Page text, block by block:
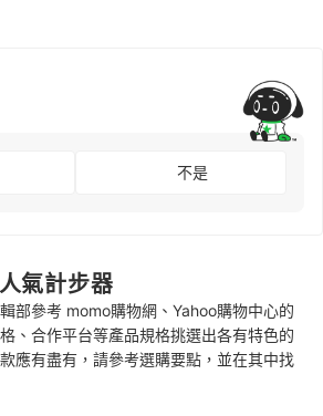
不是
氣計步器
部參考 momo購物網、Yahoo購物中心的
、合作平台等產品規格挑選出各有特色的
應有盡有，請參考選購要點，並在其中找